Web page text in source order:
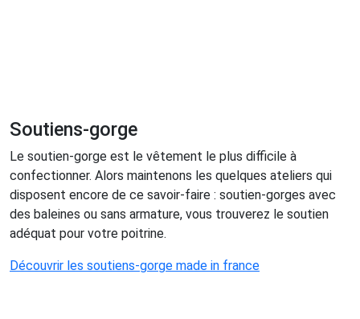
Soutiens-gorge
Le soutien-gorge est le vêtement le plus difficile à
confectionner. Alors maintenons les quelques ateliers qui
disposent encore de ce savoir-faire : soutien-gorges avec
des baleines ou sans armature, vous trouverez le soutien
adéquat pour votre poitrine.
Découvrir les soutiens-gorge made in france